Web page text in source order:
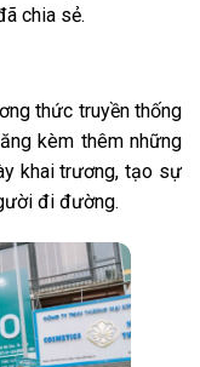
chia sẻ.
thức truyền thống
kèm thêm những
khai trương, tạo sự
đi đường.